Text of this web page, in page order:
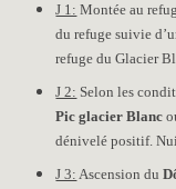
J 1: Montée au
du refuge suivie
refuge du Glacier
J 2: Selon les
Pic glacier Blanc
dénivelé positif.
J 3: Ascension du